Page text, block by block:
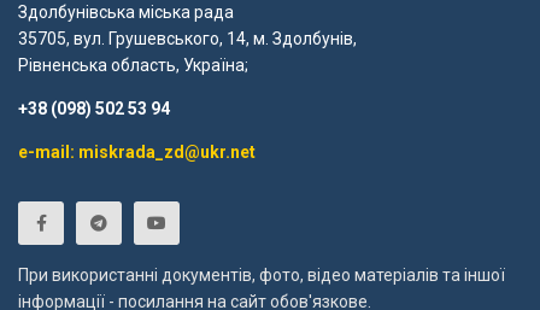
Здолбунівська міська рада
35705, вул. Грушевського, 14, м. Здолбунів,
Рівненська область, Україна;
+38 (098) 502 53 94
e-mail: miskrada_zd@ukr.net
При використанні документів, фото, відео матеріалів та іншої
інформації - посилання на сайт обов'язкове.